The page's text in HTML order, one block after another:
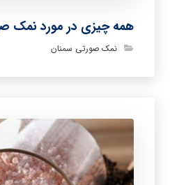
همه چیزی در مورد نمک
نمک صورتی سمنان